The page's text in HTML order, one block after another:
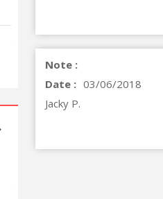
VIABLUE NF-S1 T8 Câble de
Modulation Jack 3.5mm...
177,90 €
Note :
Date : 03/06/2018
Jacky P.